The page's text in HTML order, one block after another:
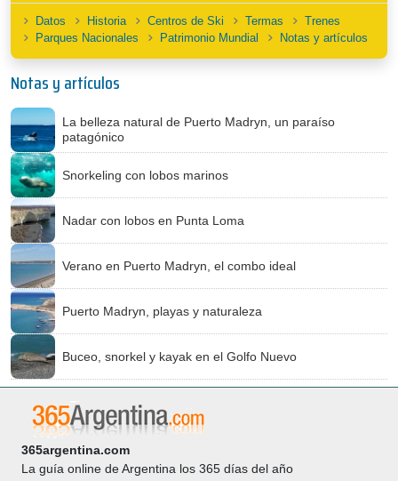
Datos Historia Centros de Ski Termas
Trenes
Parques Nacionales
Patrimonio Mundial Notas y artículos
Notas y artículos
La belleza natural de Puerto Madryn, un paraíso
patagónico
Snorkeling con lobos marinos
Nadar con lobos en Punta Loma
Verano en Puerto Madryn, el combo ideal
Puerto Madryn, playas y naturaleza
Buceo, snorkel y kayak en el Golfo Nuevo
365argentina.com
La guía online de Argentina los 365 días del año